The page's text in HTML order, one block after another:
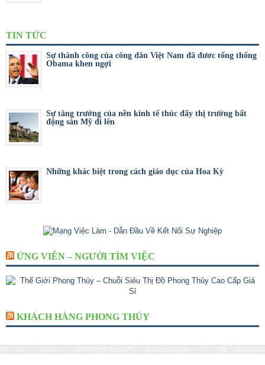
TIN TỨC
Sự thành công của công dân Việt Nam đã đươc tổng thống
Obama khen ngợi
Sự tăng trưởng của nền kinh tế thúc đẩy thị trường bất
động sản Mỹ đi lên
Những khác biệt trong cách giáo dục của Hoa Kỳ
ỨNG VIÊN – NGƯỜI TÌM VIỆC
KHÁCH HÀNG PHONG THỦY